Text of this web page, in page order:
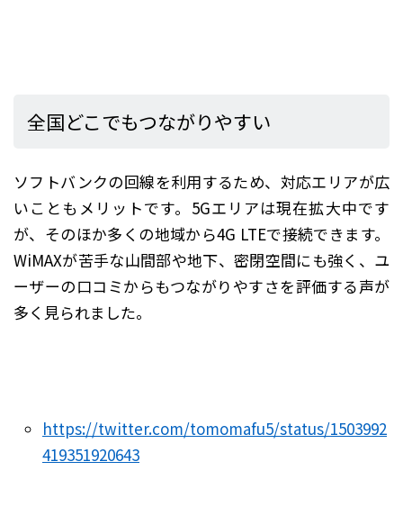
全国どこでもつながりやすい
ソフトバンクの回線を利用するため、対応エリアが広
いこともメリットです。5Gエリアは現在拡大中です
が、そのほか多くの地域から4G LTEで接続できます。
WiMAXが苦手な山間部や地下、密閉空間にも強く、ユ
ーザーの口コミからもつながりやすさを評価する声が
多く見られました。
https://twitter.com/tomomafu5/status/1503992
419351920643